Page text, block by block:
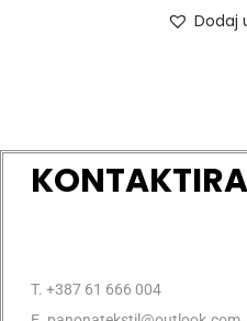
Dodaj
T. +387 61 666 004